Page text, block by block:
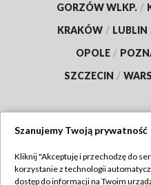
GORZÓW WLKP. /
KRAKÓW / LUBLIN
OPOLE /
SZCZECIN /
Szanujemy Twoją prywatność
Kliknij "Akceptuję i przechodzę do
korzystanie z technologii
dostęp do informacji na Twoim